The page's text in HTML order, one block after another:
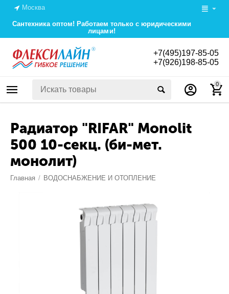
Москва
Сантехника оптом! Работаем только с юридическими
лицами!
+7(495)197-85-05
+7(926)198-85-05
0
Радиатор "RIFAR" Monolit
500 10-секц. (би-мет.
монолит)
Главная / ВОДОСНАБЖЕНИЕ И ОТОПЛЕНИЕ